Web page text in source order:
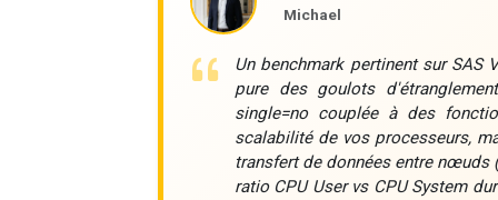
Michael
Un benchmark pertinent sur
pure des goulots
single=no couplée à des
scalabilité de vos processeurs,
transfert de données entre
ratio CPU User vs CPU System